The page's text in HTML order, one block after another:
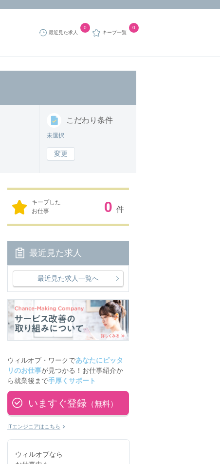
最近見た求人
0
キープ一覧
0
こだわり 条件
未選択
変更
キープした
お仕事
0 件
最近見た求人
最近見た求人一覧へ
ウィルオブ・ワークであなたにピッタ
リのお仕事が見つかる！お仕事紹介か
ら就業後まで手厚くサポート
いますぐ登録 （無料）
ITエンジニアはこちら
ウィルオブなら